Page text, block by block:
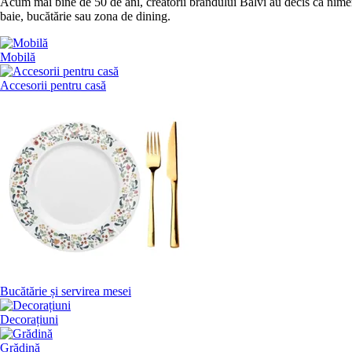
baie, bucătărie sau zona de dining.
Mobilă
Accesorii pentru casă
Bucătărie și servirea mesei
Decorațiuni
Grădină